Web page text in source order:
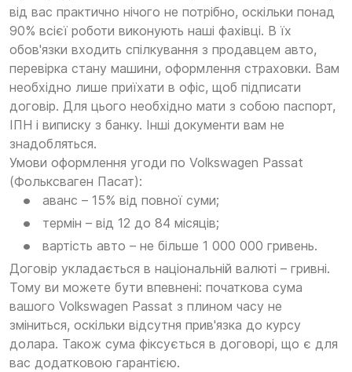
від вас практично нічого не потрібно, оскільки понад
90% всієї роботи виконують наші фахівці. В їх
обов'язки входить спілкування з продавцем авто,
перевірка стану машини, оформлення страховки. Вам
необхідно лише приїхати в офіс, щоб підписати
договір. Для цього необхідно мати з собою паспорт,
ІПН і виписку з банку. Інші документи вам не
знадобляться.
Умови оформлення угоди по Volkswagen Passat
(Фольксваген Пасат):
аванс – 15% від повної суми;
термін – від 12 до 84 місяців;
вартість авто – не більше 1 000 000 гривень.
Договір укладається в національній валюті – гривні.
Тому ви можете бути впевнені: початкова сума
вашого Volkswagen Passat з плином часу не
зміниться, оскільки відсутня прив'язка до курсу
долара. Також сума фіксується в договорі, що є для
вас додатковою гарантією.